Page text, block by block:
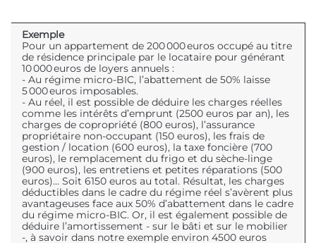
Exemple
Pour un appartement de 200 000 euros occupé au titre
de résidence principale par le locataire pour générant
10 000 euros de loyers annuels :
- Au régime micro-BIC, l’abattement de 50% laisse
5 000 euros imposables.
- Au réel, il est possible de déduire les charges réelles
comme les intérêts d’emprunt (2500 euros par an), les
charges de copropriété (800 euros), l’assurance
propriétaire non-occupant (150 euros), les frais de
gestion / location (600 euros), la taxe foncière (700
euros), le remplacement du frigo et du sèche-linge
(900 euros), les entretiens et petites réparations (500
euros)... Soit 6150 euros au total. Résultat, les charges
déductibles dans le cadre du régime réel s’avèrent plus
avantageuses face aux 50% d’abattement dans le cadre
du régime micro-BIC. Or, il est également possible de
déduire l’amortissement - sur le bâti et sur le mobilier
-, à savoir dans notre exemple environ 4500 euros